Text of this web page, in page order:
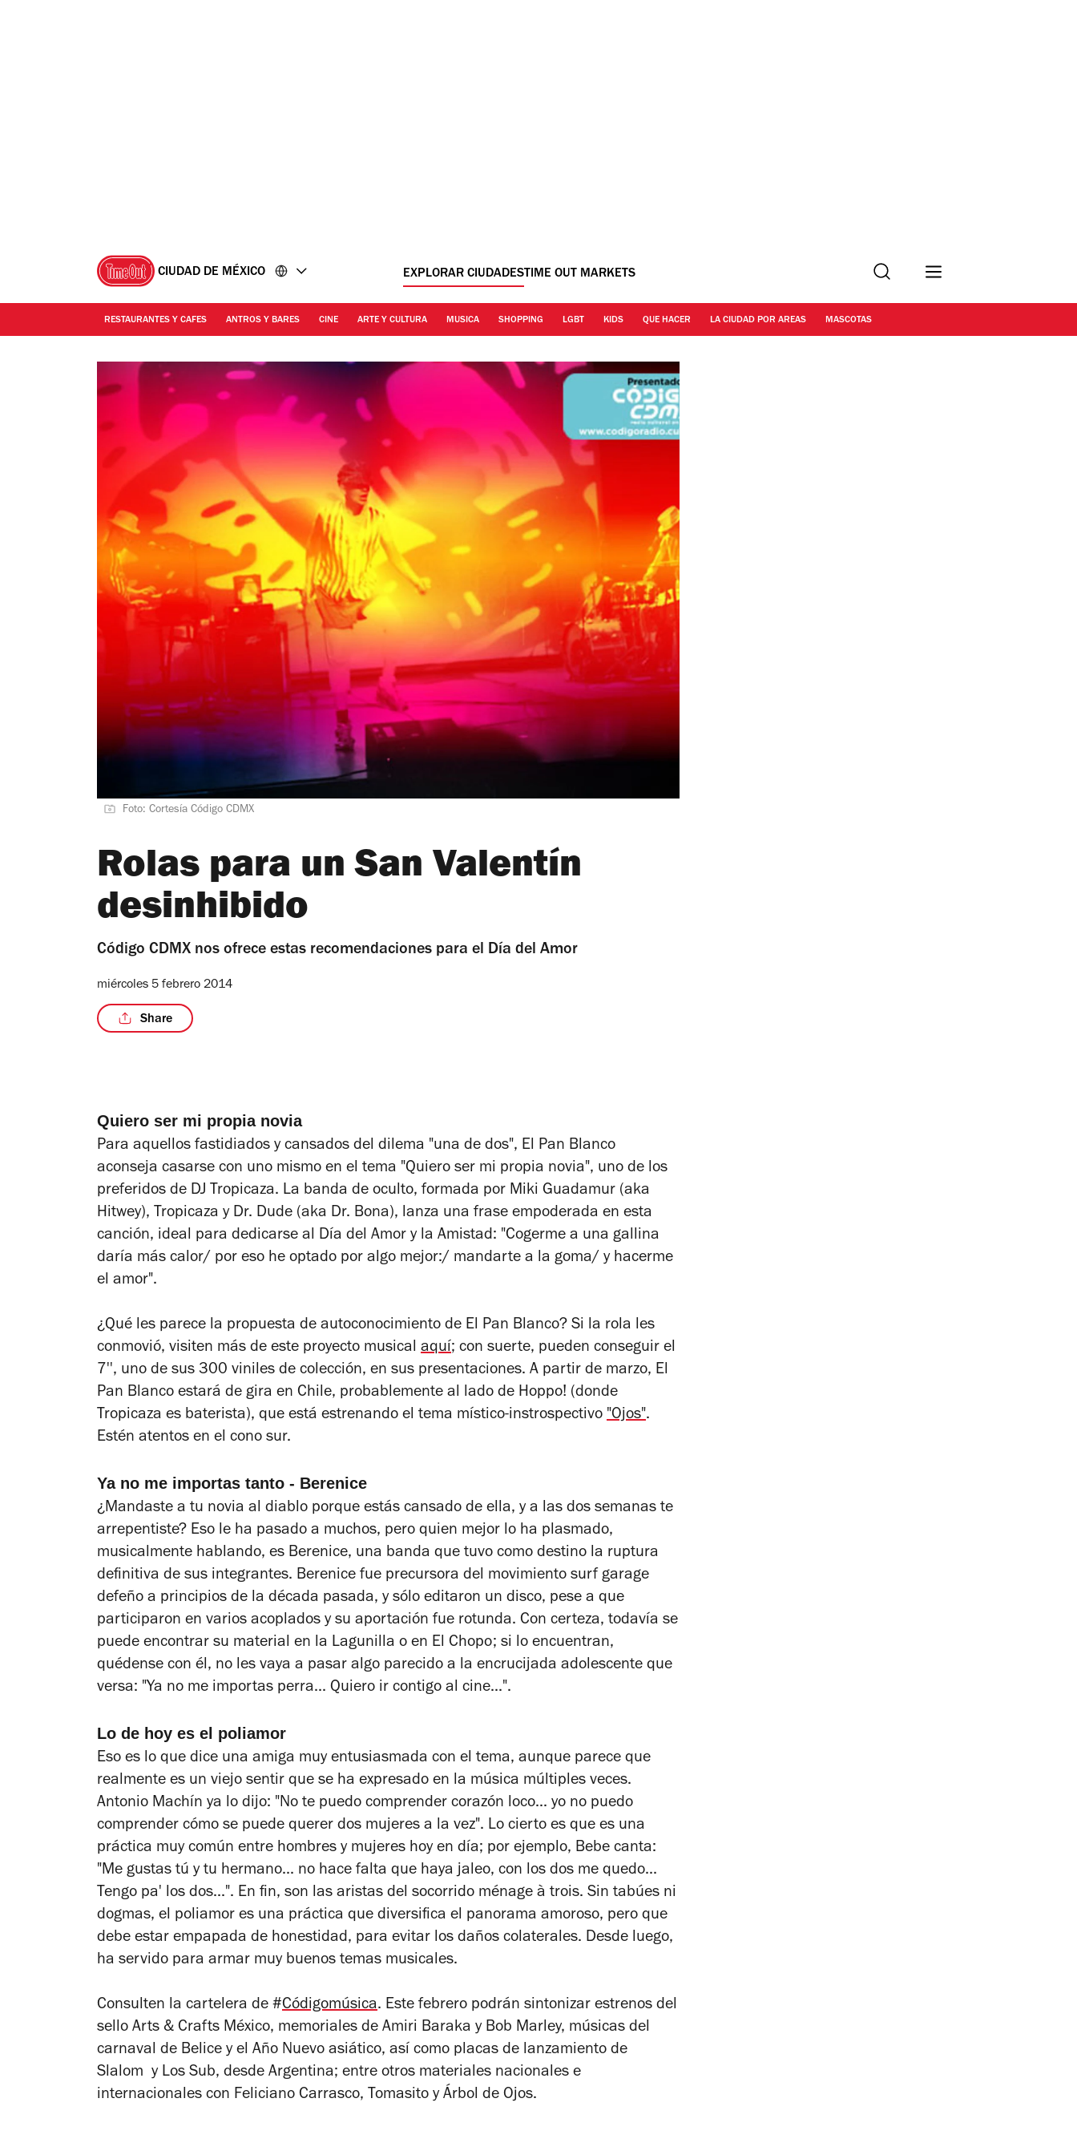
CIUDAD DE MÉXICO EXPLORAR CIUDADESTIME OUT MARKETS Buscar
RESTAURANTES Y CAFES ANTROS Y BARES CINE ARTE Y CULTURA MUSICA SHOPPING LGBT KIDS QUE HACER LA CIUDAD POR AREAS MASCOTAS
Foto: Cortesía Código CDMX
Rolas para un San Valentín
desinhibido
Código CDMX nos ofrece estas recomendaciones para el Día del Amor
miércoles 5 febrero 2014
Share
Quiero ser mi propia novia
Para aquellos fastidiados y cansados del dilema "una de dos", El Pan Blanco
aconseja casarse con uno mismo en el tema "Quiero ser mi propia novia", uno de los
preferidos de DJ Tropicaza. La banda de oculto, formada por Miki Guadamur (aka
Hitwey), Tropicaza y Dr. Dude (aka Dr. Bona), lanza una frase empoderada en esta
canción, ideal para dedicarse al Día del Amor y la Amistad: "Cogerme a una gallina
daría más calor/ por eso he optado por algo mejor:/ mandarte a la goma/ y hacerme
el amor".
¿Qué les parece la propuesta de autoconocimiento de El Pan Blanco? Si la rola les
conmovió, visiten más de este proyecto musical aquí; con suerte, pueden conseguir el
7'', uno de sus 300 viniles de colección, en sus presentaciones. A partir de marzo, El
Pan Blanco estará de gira en Chile, probablemente al lado de Hoppo! (donde
Tropicaza es baterista), que está estrenando el tema místico-instrospectivo "Ojos".
Estén atentos en el cono sur.
Ya no me importas tanto - Berenice
¿Mandaste a tu novia al diablo porque estás cansado de ella, y a las dos semanas te
arrepentiste? Eso le ha pasado a muchos, pero quien mejor lo ha plasmado,
musicalmente hablando, es Berenice, una banda que tuvo como destino la ruptura
definitiva de sus integrantes. Berenice fue precursora del movimiento surf garage
defeño a principios de la década pasada, y sólo editaron un disco, pese a que
participaron en varios acoplados y su aportación fue rotunda. Con certeza, todavía se
puede encontrar su material en la Lagunilla o en El Chopo; si lo encuentran,
quédense con él, no les vaya a pasar algo parecido a la encrucijada adolescente que
versa: "Ya no me importas perra... Quiero ir contigo al cine...".
Lo de hoy es el poliamor
Eso es lo que dice una amiga muy entusiasmada con el tema, aunque parece que
realmente es un viejo sentir que se ha expresado en la música múltiples veces.
Antonio Machín ya lo dijo: "No te puedo comprender corazón loco... yo no puedo
comprender cómo se puede querer dos mujeres a la vez". Lo cierto es que es una
práctica muy común entre hombres y mujeres hoy en día; por ejemplo, Bebe canta:
"Me gustas tú y tu hermano... no hace falta que haya jaleo, con los dos me quedo...
Tengo pa' los dos...". En fin, son las aristas del socorrido ménage à trois. Sin tabúes ni
dogmas, el poliamor es una práctica que diversifica el panorama amoroso, pero que
debe estar empapada de honestidad, para evitar los daños colaterales. Desde luego,
ha servido para armar muy buenos temas musicales.
Consulten la cartelera de #Códigomúsica. Este febrero podrán sintonizar estrenos del
sello Arts & Crafts México, memoriales de Amiri Baraka y Bob Marley, músicas del
carnaval de Belice y el Año Nuevo asiático, así como placas de lanzamiento de
Slalom y Los Sub, desde Argentina; entre otros materiales nacionales e
internacionales con Feliciano Carrasco, Tomasito y Árbol de Ojos.